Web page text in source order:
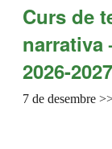
Curs de
narrativa
2026-2027
7 de desembre